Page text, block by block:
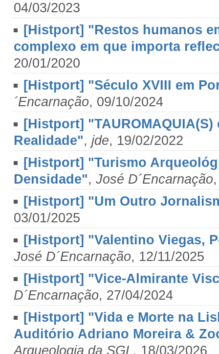
04/03/2023
[Histport] "Restos humanos
complexo em que importa
20/01/2020
[Histport] "Século XVIII em
´Encarnação, 09/10/2024
[Histport]
Realidade", jde, 19/02/2022
[Histport] "Turismo
Densidade", José D´Encarnação
[Histport] "Um Outro
03/01/2025
[Histport] "Valentino Viegas,
José D´Encarnação, 12/11/2025
[Histport] "Vice-Almirante
D´Encarnação, 27/04/2024
[Histport] "Vida e Morte na
Auditório Adriano Moreira &
Arqueologia da SGL , 18/03/2026